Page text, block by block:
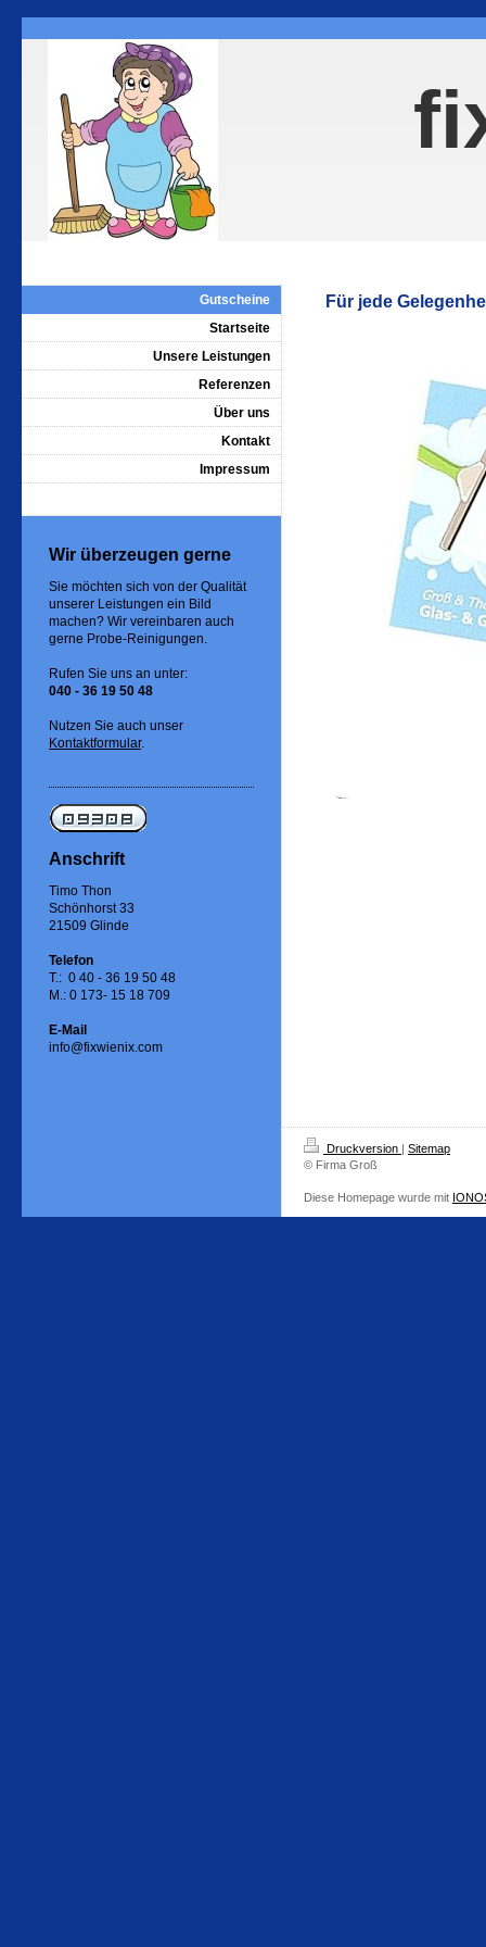
Für jede
Gutscheine
Startseite
Unsere Leistungen
Referenzen
Über uns
Kontakt
Impressum
Wir überzeugen gerne
Sie möchten sich von der Qualität
unserer Leistungen ein Bild
machen? Wir vereinbaren auch
gerne Probe-Reinigungen.
Rufen Sie uns an unter:
040 - 36 19 50 48
Nutzen Sie auch unser
Kontaktformular.
Anschrift
Timo Thon
Schönhorst 33
21509 Glinde
Telefon
T.: 0 40 - 36 19 50 48
M.: 0 173- 15 18 709
E-Mail
info@fixwienix.com
Druckversion | Sitemap
© Firma Groß
Diese Homepage wurde mit